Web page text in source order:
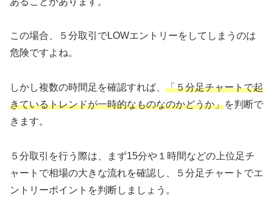
この場合、５分取引でLOWエントリーをしてしまうのは
危険ですよね。
しかし複数の時間足を確認すれば、 「５分足チャートで起
きているトレンドが一時的なものなのかどうか」を判断で
きます。
５分取引を行う際は、まず15分や１時間などの上位足チ
ャートで相場の大きな流れを確認し、５分足チャートでエ
ントリーポイントを判断しましょう。